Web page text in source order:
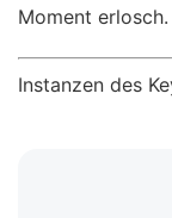
Moment erlosch.
Instanzen des